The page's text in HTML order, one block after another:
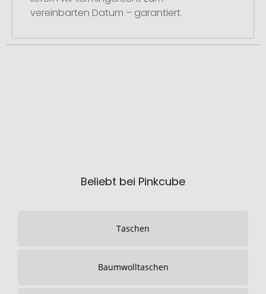
vereinbarten Datum – garantiert.
Beliebt bei Pinkcube
Taschen
Baumwolltaschen